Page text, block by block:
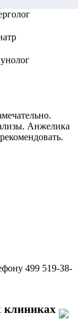
Анжелика
499 519-38-
клиниках